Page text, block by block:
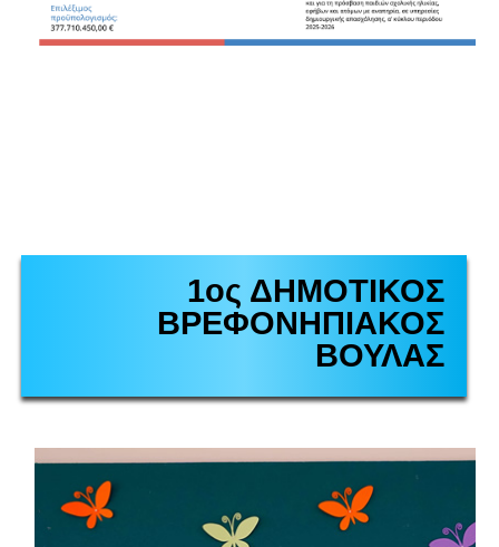
1ος ΔΗΜΟΤΙΚΟΣ
ΒΡΕΦΟΝΗΠΙΑΚΟΣ
ΒΟΥΛΑΣ